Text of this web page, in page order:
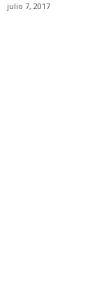
julio 7, 2017